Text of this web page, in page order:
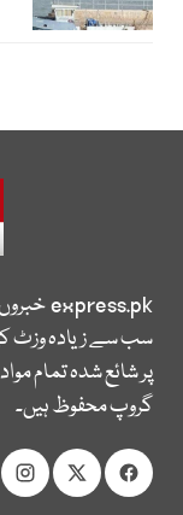
express.pk
سب سے زیادہ وزٹ
پر شائع شدہ تمام
گروپ محفوظ ہیں۔